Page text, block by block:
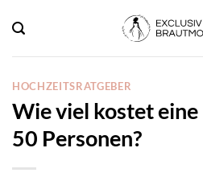
Inhalt
springen
HOCHZEITSRATGEBER
Wie viel kostet
50 Personen?